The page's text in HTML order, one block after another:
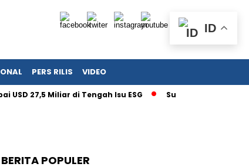
PERS RILIS VIDEO
27,5 Miliar di Tengah Isu ESG Surat Kementerian
BERITA POPULER
ID